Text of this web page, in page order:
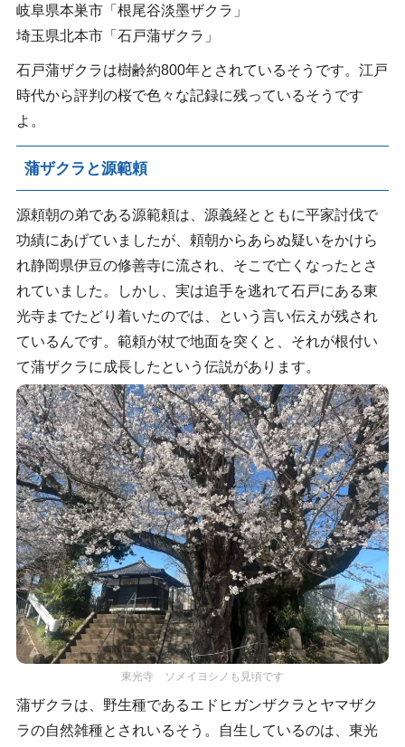
岐阜県本巣市「根尾谷淡墨ザクラ」
埼玉県北本市「石戸蒲ザクラ」
石戸蒲ザクラは樹齢約800年とされているそうです。江戸
時代から評判の桜で色々な記録に残っているそうです
よ。
蒲ザクラと源範頼
源頼朝の弟である源範頼は、源義経とともに平家討伐で
功績にあげていましたが、頼朝からあらぬ疑いをかけら
れ静岡県伊豆の修善寺に流され、そこで亡くなったとさ
れていました。しかし、実は追手を逃れて石戸にある東
光寺までたどり着いたのでは、という言い伝えが残され
ているんです。範頼が杖で地面を突くと、それが根付い
て蒲ザクラに成長したという伝説があります。
東光寺 ソメイヨシノも見頃です
蒲ザクラは、野生種であるエドヒガンザクラとヤマザク
ラの自然雑種とされいるそう。自生しているのは、東光